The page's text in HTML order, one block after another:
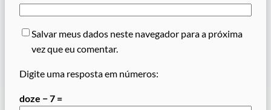
Salvar meus dados neste navegador para a próxima
vez que eu comentar.
Digite uma resposta em números:
doze − 7 =